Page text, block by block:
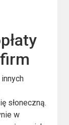
słoneczną.
w